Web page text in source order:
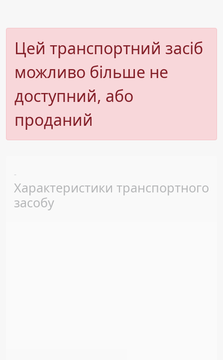
Цей транспортний засіб
можливо більше не
доступний, або
проданий
-
Характеристики транспортного
засобу